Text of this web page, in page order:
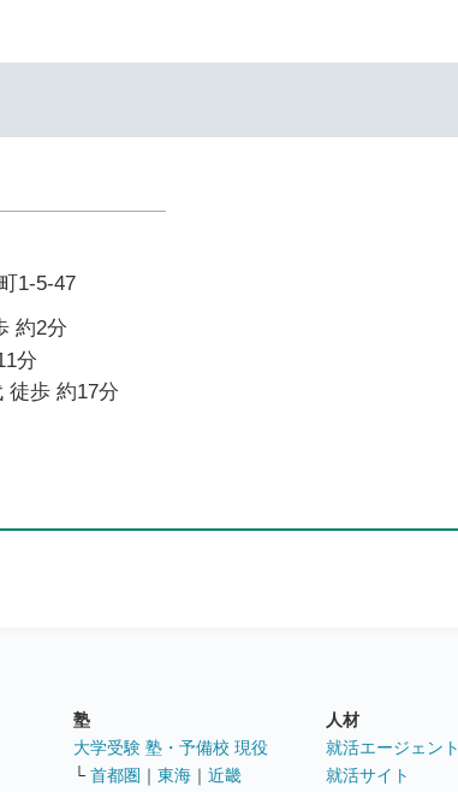
1-5-47
約2分
分
徒歩 約17分
塾
大学受験 塾・予備校 現役
└ 首都圏 ｜ 東海 ｜ 近畿
人材
就活エージェント
就活サイト